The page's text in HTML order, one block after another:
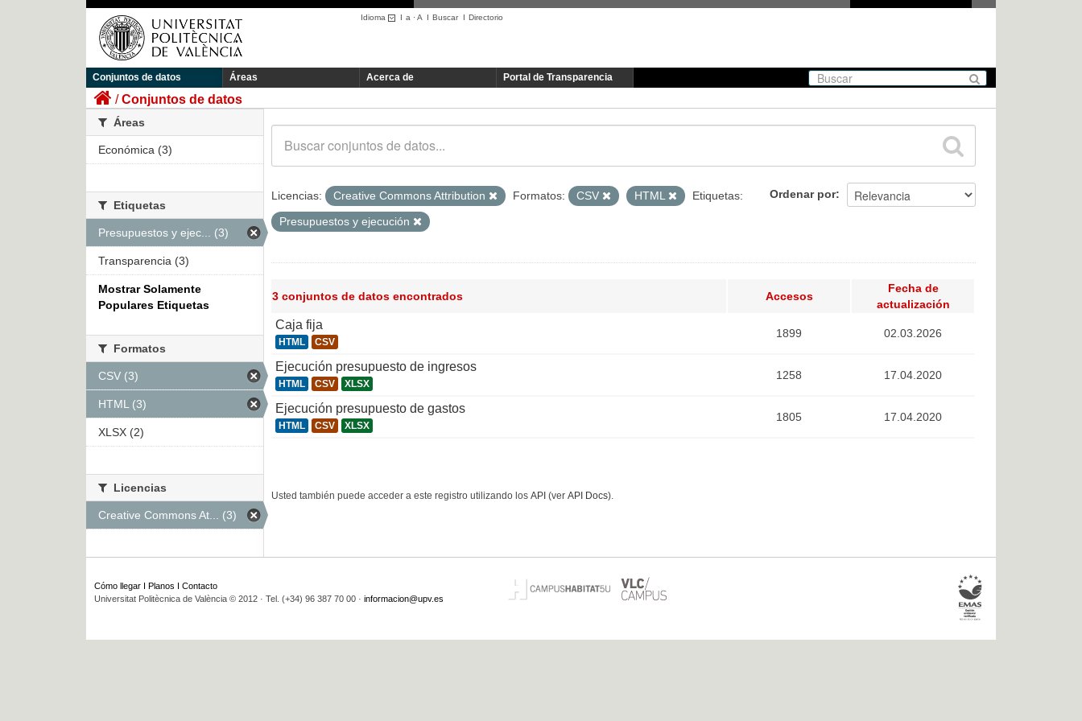
Idioma I a ·A I BuscarI Directorio
Conjuntos de datos Áreas Acerca de Portal de Transparencia
Conjuntos de datos
Ordenar por
Licencias: Creative Commons Attribution Formatos: CSV HTML
Etiquetas:
Presupuestos y ejecución
3 conjuntos de datos encontrados Accesos
Fecha de
actualización
Caja fija
HTML CSV
1899 02.03.2026
Ejecución presupuesto de ingresos
HTML CSV XLSX
1258 17.04.2020
Ejecución presupuesto de gastos
HTML CSV XLSX
1805 17.04.2020
Usted también puede acceder a este registro utilizando los API (ver API Docs).
Áreas
Económica (3)
Etiquetas
Presupuestos y ejec... (3)
Transparencia (3)
Mostrar Solamente
Populares Etiquetas
Formatos
CSV (3)
HTML (3)
XLSX (2)
Licencias
Creative Commons At... (3)
Cómo llegar Planos
Contacto
Universitat Politècnica de València © 2012 · Tel. (+34) 96 387 70 00 · informacion@upv.es